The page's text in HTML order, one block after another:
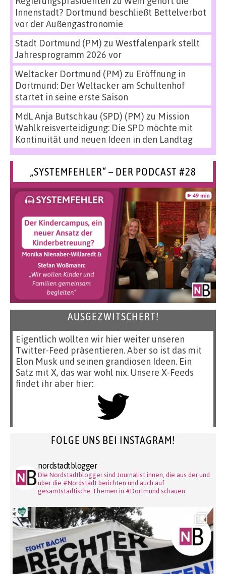
Innenstadt? Dortmund beschließt Bettelverbot
vor der Außengastronomie
Stadt Dortmund (PM) zu Westfalenpark stellt
Jahresprogramm 2026 vor
Weltacker Dortmund (PM) zu Eröffnung in
Dortmund: Der Weltacker am Schultenhof
startet in seine erste Saison
MdL Anja Butschkau (SPD) (PM) zu Mission
Wahlkreisverteidigung: Die SPD möchte mit
Kontinuität und neuen Ideen in den Landtag
„SYSTEMFEHLER“ – DER PODCAST #28
AUSGEZWITSCHERT!
Eigentlich wollten wir hier weiter unseren
Twitter-Feed präsentieren. Aber so ist das mit
Elon Musk und seinen grandiosen Ideen. Ein
Satz mit X, das war wohl nix. Unsere X-Feeds
findet ihr aber hier:
FOLGE UNS BEI INSTAGRAM!
nordstadtblogger
Die Nordstadtblogger sind Journalist:innen, die aus der und
über die #Nordstadt berichten und auch auf
gesamtstädtische Themen in #Dortmund schauen